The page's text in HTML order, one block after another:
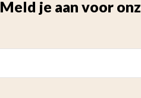
Meld je aan voor